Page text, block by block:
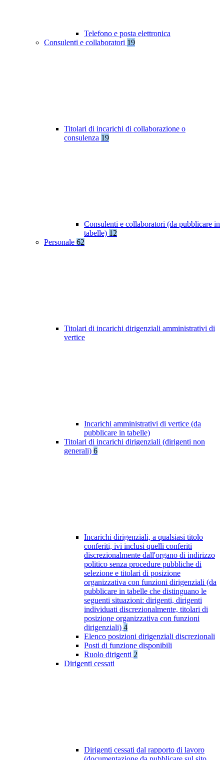
Telefono e posta elettronica
Consulenti e collaboratori 19
Titolari di incarichi di collaborazione o
consulenza 19
Consulenti e collaboratori (da pubblicare in
tabelle) 12
Personale 62
Titolari di incarichi dirigenziali amministrativi di
vertice
Incarichi amministrativi di vertice (da
pubblicare in tabelle)
Titolari di incarichi dirigenziali (dirigenti non
generali) 6
Incarichi dirigenziali, a qualsiasi titolo
conferiti, ivi inclusi quelli conferiti
discrezionalmente dall'organo di indirizzo
politico senza procedure pubbliche di
selezione e titolari di posizione
organizzativa con funzioni dirigenziali (da
pubblicare in tabelle che distinguano le
seguenti situazioni: dirigenti, dirigenti
individuati discrezionalmente, titolari di
posizione organizzativa con funzioni
dirigenziali) 4
Elenco posizioni dirigenziali discrezionali
Posti di funzione disponibili
Ruolo dirigenti 2
Dirigenti cessati
Dirigenti cessati dal rapporto di lavoro